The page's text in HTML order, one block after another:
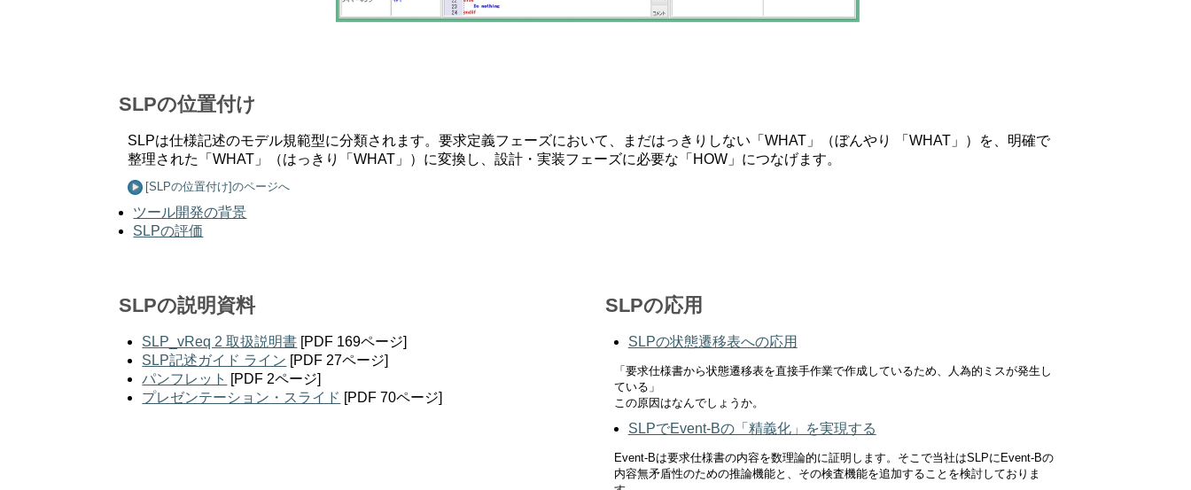
SLPの位置付け
SLPは仕様記述のモデル規範型に分類されます。要求定義フェーズにおいて、まだはっきりしない「WHAT」（ぼんやり 「WHAT」）を、明確で
整理された「WHAT」（はっきり「WHAT」）に変換し、設計・実装フェーズに必要な「HOW」につなげます。
[SLPの位置付け]のページへ
ツール開発の背景
SLPの評価
SLPの説明資料
SLP_vReq 2 取扱説明書 [PDF 169ページ]
SLP記述ガイド ライン [PDF 27ページ]
パンフレット [PDF 2ページ]
プレゼンテーション・スライド [PDF 70ページ]
SLPの応用
SLPの状態遷移表への応用
「要求仕様書から状態遷移表を直接手作業で作成しているため、人為的ミスが発生し
ている」
この原因はなんでしょうか。
SLPでEvent-Bの「精義化」を実現する
Event-Bは要求仕様書の内容を数理論的に証明します。そこで当社はSLPにEvent-Bの
内容無矛盾性のための推論機能と、その検査機能を追加することを検討しておりま